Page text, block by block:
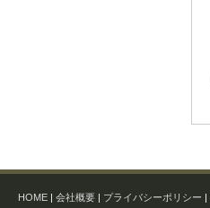
HOME | 会社概要 | プライバシーポリシー |